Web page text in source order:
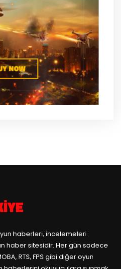
haberleri, incelemeleri
haber sitesidir. Her gün sadece
RTS, FPS gibi diğer oyun